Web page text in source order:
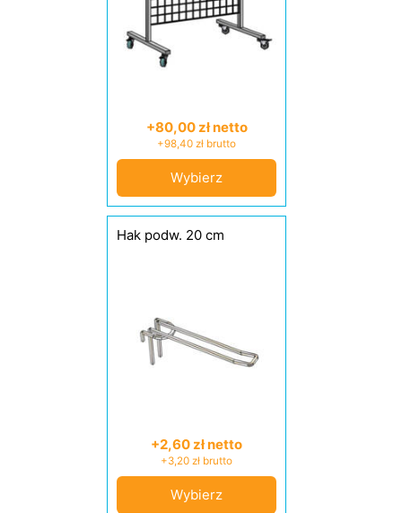
+80,00 zł netto
+98,40 zł brutto
Wybierz
Hak podw. 20 cm
+2,60 zł netto
+3,20 zł brutto
Wybierz